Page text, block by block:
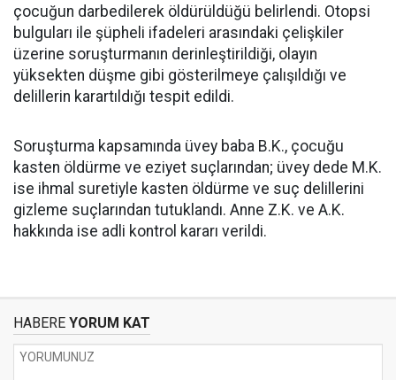
çocuğun darbedilerek öldürüldüğü belirlendi. Otopsi
bulguları ile şüpheli ifadeleri arasındaki çelişkiler
üzerine soruşturmanın derinleştirildiği, olayın
yüksekten düşme gibi gösterilmeye çalışıldığı ve
delillerin karartıldığı tespit edildi.
Soruşturma kapsamında üvey baba B.K., çocuğu
kasten öldürme ve eziyet suçlarından; üvey dede M.K.
ise ihmal suretiyle kasten öldürme ve suç delillerini
gizleme suçlarından tutuklandı. Anne Z.K. ve A.K.
hakkında ise adli kontrol kararı verildi.
HABERE YORUM KAT